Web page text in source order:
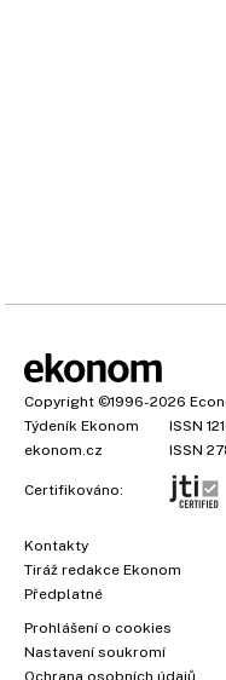
Copyright ©1996-2026
Týdeník Ekonom
ISSN
ekonom.cz
ISSN
Certifikováno:
Kontakty
Tiráž redakce Ekonom
Předplatné
Prohlášení o cookies
Nastavení soukromí
Ochrana osobních údajů